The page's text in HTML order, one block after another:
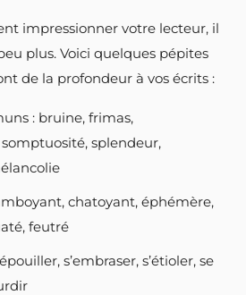
impressionner votre lecteur, il
plus. Voici quelques pépites
de la profondeur à vos écrits :
: bruine, frimas,
splendeur,
chatoyant, éphémère,
feutré
s’embraser, s’étioler, se